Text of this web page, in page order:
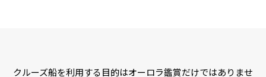
クルーズ船を利用する目的はオーロラ鑑賞だけではありませ